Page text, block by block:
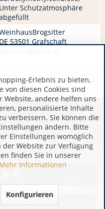
Unter Schutzatmosphäre
DE 53501 Grafschaft
(90)
anzeigen
Erlebnis zu bieten,
von diesen Cookies sind
andere helfen uns
personalisierte Inhalte
verbessern. Sie können die
ändern. Bitte
Einstellungen womöglich
Website zur Verfügung
finden Sie in unserer
Mehr Informationen
Konfigurieren